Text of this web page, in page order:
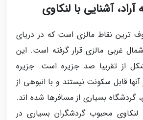
آشنایی با لنکاوی
ترین نقاط مالزی است که در دریای
غربی مالزی قرار گرفته است. این
از تقریبا صد جزیره است. جزیره
قابل سکونت نیستند و با انبوهی از
گردشگاه بسیاری از مسافرها شده اند.
محبوب گردشگران بسیاری در